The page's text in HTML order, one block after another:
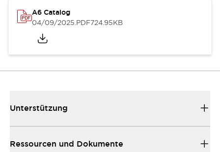
A6 Catalog
04/09/2025.PDF724.95KB
Unterstützung
Ressourcen und Dokumente